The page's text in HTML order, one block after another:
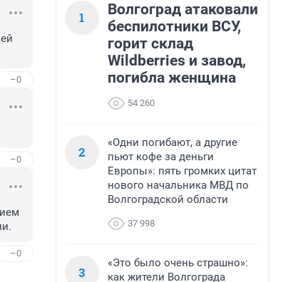
–0
–0
–0
1
Волгоград атаковали
беспилотники ВСУ,
горит склад
Wildberries и завод,
погибла женщина
54 260
2
«Одни погибают, а другие
пьют кофе за деньги
Европы»: пять громких цитат
нового начальника МВД по
Волгоградской области
37 998
3
«Это было очень страшно»:
как жители Волгограда